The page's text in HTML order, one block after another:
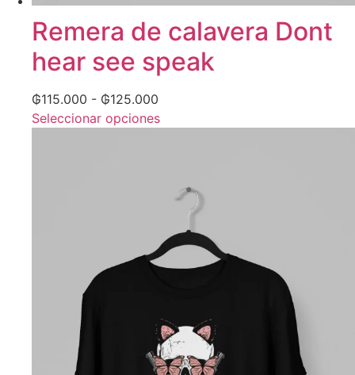
Remera de calavera Dont
hear see speak
₲115.000 - ₲125.000
Seleccionar opciones